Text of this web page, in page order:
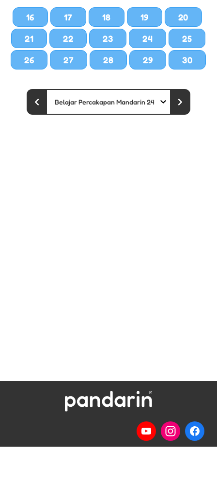
16 17 18 19
20
21
22 23 24
25
26
27 28 29 30